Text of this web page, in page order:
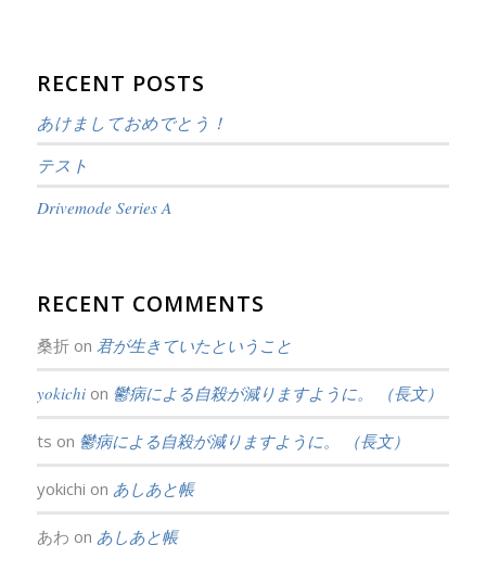
RECENT POSTS
あけましておめでとう！
テスト
Drivemode Series A
RECENT COMMENTS
桑折on 君が生きていたということ
yokichion 鬱病による自殺が減りますように。 （長文）
ts on 鬱病による自殺が減りますように。 （長文）
yokichi on あしあと帳
あわ on あしあと帳